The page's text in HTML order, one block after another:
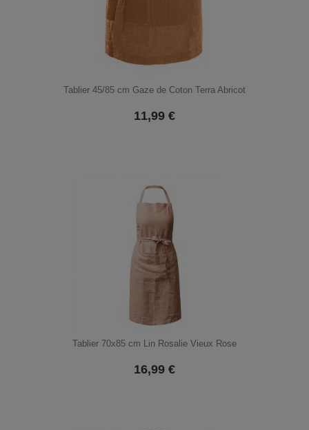
Tablier 45/85 cm Gaze de Coton Terra Abricot
11,99 €
Tablier 70x85 cm Lin Rosalie Vieux Rose
16,99 €